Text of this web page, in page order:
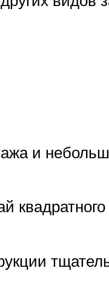
и
квадратного